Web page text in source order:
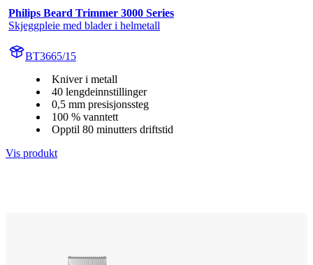
Philips Beard Trimmer 3000 Series
Skjeggpleie med blader i helmetall
BT3665/15
Kniver i metall
40 lengdeinnstillinger
0,5 mm presisjonssteg
100 % vanntett
Opptil 80 minutters driftstid
Vis produkt